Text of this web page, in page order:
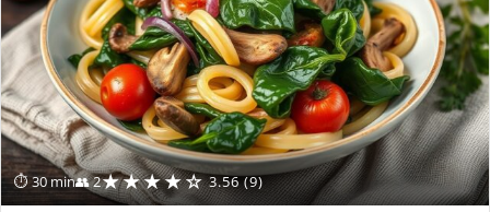
⏱ 30 min👥 2★★★★☆ 3.56 (9)